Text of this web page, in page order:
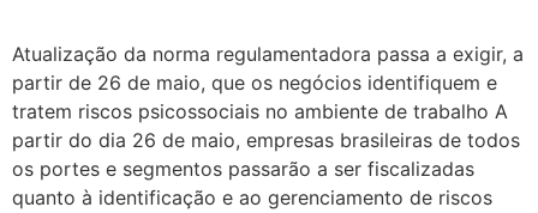
Atualização da norma regulamentadora passa a exigir, a
partir de 26 de maio, que os negócios identifiquem e
tratem riscos psicossociais no ambiente de trabalho A
partir do dia 26 de maio, empresas brasileiras de todos
os portes e segmentos passarão a ser fiscalizadas
quanto à identificação e ao gerenciamento de riscos